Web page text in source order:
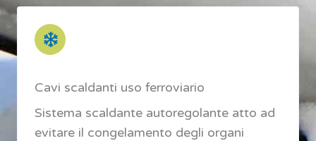
Cavi scaldanti uso ferroviario
Sistema scaldante autoregolante atto ad
evitare il congelamento degli organi